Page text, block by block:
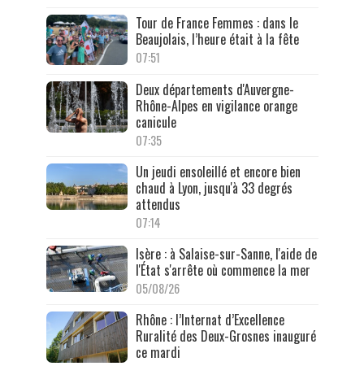
Tour de France Femmes : dans le
Beaujolais, l’heure était à la fête
07:51
Deux départements d'Auvergne-
Rhône-Alpes en vigilance orange
canicule
07:35
Un jeudi ensoleillé et encore bien
chaud à Lyon, jusqu'à 33 degrés
attendus
07:14
Isère : à Salaise-sur-Sanne, l'aide de
l'État s'arrête où commence la mer
05/08/26
Rhône : l’Internat d’Excellence
Ruralité des Deux-Grosnes inauguré
ce mardi